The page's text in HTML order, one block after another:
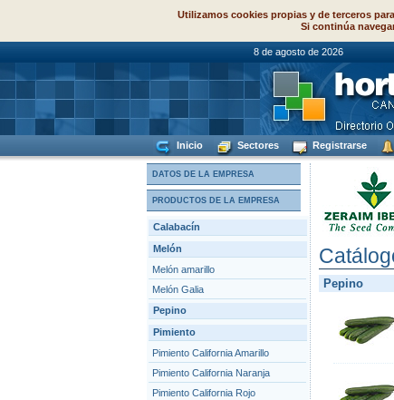
Utilizamos cookies propias y de terceros
Si continúa
8 de agosto
Inicio Sectores Registrarse
DATOS DE LA EMPRESA
PRODUCTOS DE LA EMPRESA
Calabacín
Melón
Melón amarillo
Melón Galia
Pepino
Pimiento
Pimiento California Amarillo
Pimiento California Naranja
Pimiento California Rojo
Pepino